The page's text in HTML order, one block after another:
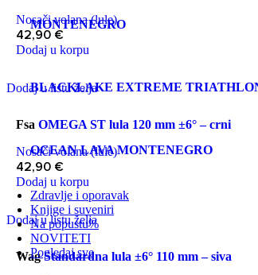
MONTENEGRO
BLACKLAKE EXTREME
OCEAN LAVA MONTENEGRO
Zdravlje i oporavak
Knjige i suveniri
Na popustu%
NOVITETI
Pogledaj sve
Nosači volana (lule)
42,90 €
Dodaj u korpu
Dodaj u listu želja
Fsa OMEGA ST lula 120 mm ±6° – crni
Nosači volana (lule)
42,90 €
Dodaj u korpu
Dodaj u listu želja
WagStandardna lula ±6° 110 mm – siva